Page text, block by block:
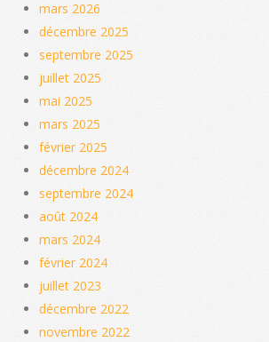
mars 2026
décembre 2025
septembre 2025
juillet 2025
mai 2025
mars 2025
février 2025
décembre 2024
septembre 2024
août 2024
mars 2024
février 2024
juillet 2023
décembre 2022
novembre 2022